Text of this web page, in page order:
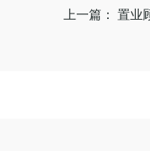
上一篇： 置业